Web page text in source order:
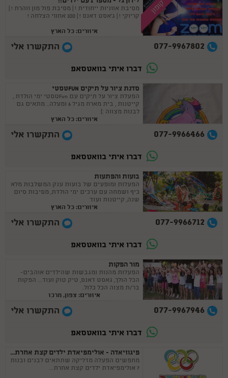
קופון
מסיבת אוזניות ייחודית ! | מסיבת פול מון זוהרת ! |
קריוקי ! | ג'אסט דאנס ! | 100 אחוזי הצלחה !
איזורים: כל הארץ
077-9967802 התקשרו אלי
דברו איתי בוואטסאפ
סדנת ציור על תיקים FUNטסטי
הפעלת ציור על תיקים עם Funטסטי ימי הולדת ,
קייטנות , בית מארח מגיל 6 ומעלה.. מתאים גם
לבנות מצווה :)
איזורים: כל הארץ
077-9966466 התקשרו אלי
דברו איתי בוואטסאפ
בועות והפתעות
הפעלות ומופעים של בועות ענק המשלבות מלא
כיף ושמחה עם ערכים ימי הולדת, מסיבות סיום
שנה, קייטנות ועוד
איזורים: כל הארץ
077-9966712 התקשרו אלי
דברו איתי בוואטסאפ
מור הפקות
הפעלות מהנות ומגבשות שהילדים אוהבים-
הכל הולך, גאסט דאנס, טיק טוק ועוד... הפקות
בר/ת מצוה הכל כלול.
איזורים: צפון, מרכז
077-9967946 התקשרו אלי
דברו איתי בוואטסאפ
פיגוזיאדה - אולימפיאדת ילדים קצת אחרת...
מחפשים הפעלה מדליקה שתתאים לבנים ובנות
? אולימפיאדת ילדים קצת אחרת...